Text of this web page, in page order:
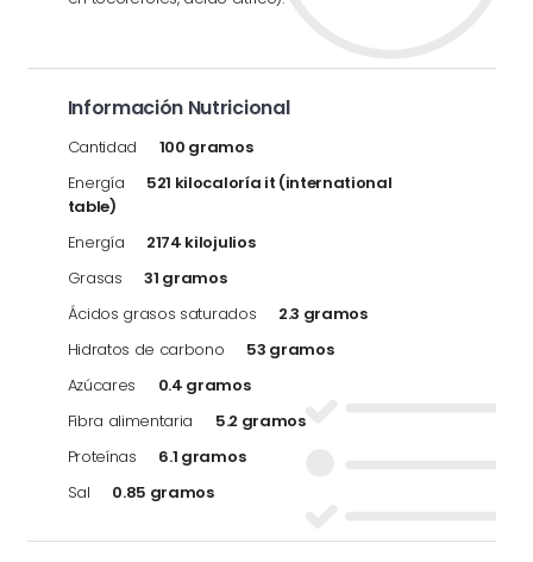
Información Nutricional
Cantidad
100 gramos
Energía
521 kilocaloría it (international
table)
Energía
2174 kilojulios
Grasas
31 gramos
Ácidos grasos saturados
2.3 gramos
Hidratos de carbono
53 gramos
Azúcares
0.4 gramos
Fibra alimentaria
5.2 gramos
Proteínas
6.1 gramos
Sal
0.85 gramos